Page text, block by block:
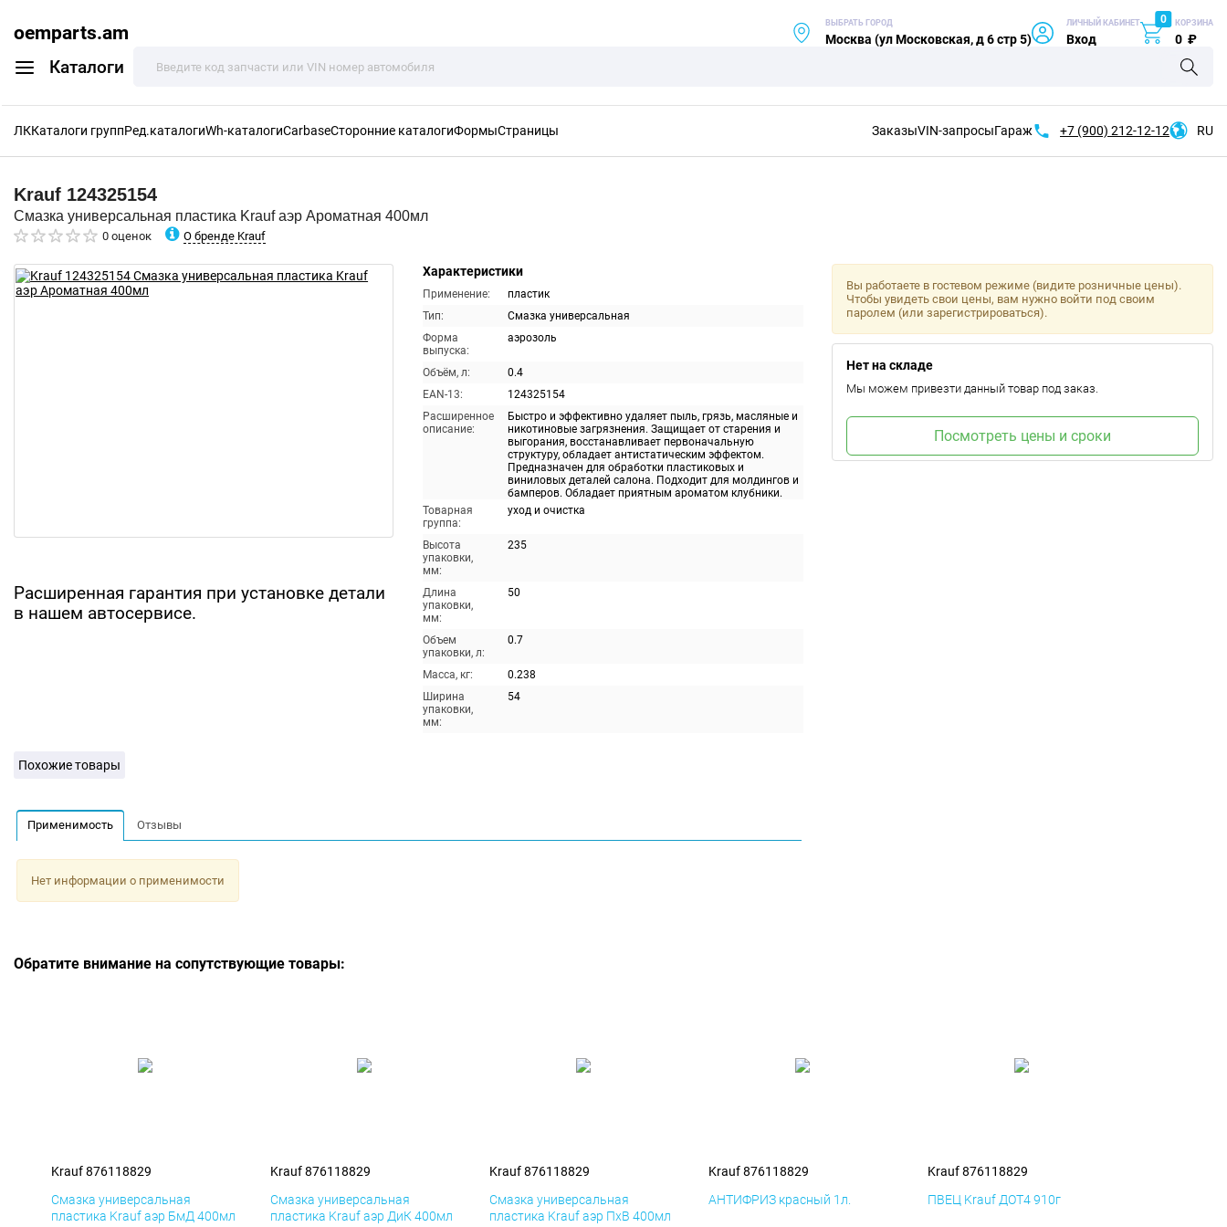
oemparts.am
Каталоги
ВЫБРАТЬ ГОРОД
Москва (ул Московская, д 6 стр 5)
ЛИЧНЫЙ КАБИНЕТ
Вход
0 КОРЗИНА
0 ₽
ЛККаталоги группРед.каталогиWh-каталогиCarbaseСторонние каталогиФормыСтраницы ЗаказыVIN-запросыГараж +7 (900) 212-12-12 RU
Krauf 124325154
Смазка универсальная пластика Krauf аэр Ароматная 400мл
0 оценок О бренде Krauf
Расширенная гарантия при установке детали
в нашем автосервисе.
Характеристики
Применение:
пластик
Тип:
Смазка универсальная
Форма
выпуска:
аэрозоль
Объём, л:
0.4
EAN-13:
124325154
Расширенное
описание:
Быстро и эффективно удаляет пыль, грязь, масляные и
никотиновые загрязнения. Защищает от старения и
выгорания, восстанавливает первоначальную
структуру, обладает антистатическим эффектом.
Предназначен для обработки пластиковых и
виниловых деталей салона. Подходит для молдингов и
бамперов. Обладает приятным ароматом клубники.
Товарная
группа:
уход и очистка
Высота
упаковки,
мм:
235
Длина
упаковки,
мм:
50
Объем
упаковки, л:
0.7
Масса, кг:
0.238
Ширина
упаковки,
мм:
54
Вы работаете в гостевом режиме (видите розничные цены).
Чтобы увидеть свои цены, вам нужно войти под своим
паролем (или зарегистрироваться).
Нет на складе
Мы можем привезти данный товар под заказ.
Посмотреть цены и сроки
Похожие товары
Применимость Отзывы
Нет информации о применимости
Обратите внимание на сопутствующие товары:
Krauf 876118829
Смазка универсальная
пластика Krauf аэр БмД 400мл
Krauf 876118829
Смазка универсальная
пластика Krauf аэр ДиК 400мл
Krauf 876118829
Смазка универсальная
пластика Krauf аэр ПхВ 400мл
Krauf 876118829
АНТИФРИЗ красный 1л.
Krauf 876118829
ПВЕЦ Krauf ДОТ4 910г